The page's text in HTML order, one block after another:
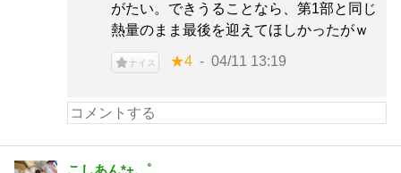
がたい。できうることなら、第1部と同じ
熱量のまま最後を迎えてほしかったがｗ
ナイス ★4 04/11 13:19
こしあん*+.゜